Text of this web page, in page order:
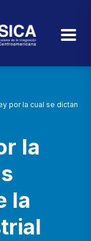
por la cual se dictan
la
la